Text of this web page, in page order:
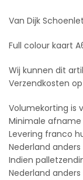
Van Dijk
Full colour kaart
Wij kunnen dit
Verzendkosten
Volumekorting is
Minimale afname
Levering franco
Nederland anders
Indien
Nederland